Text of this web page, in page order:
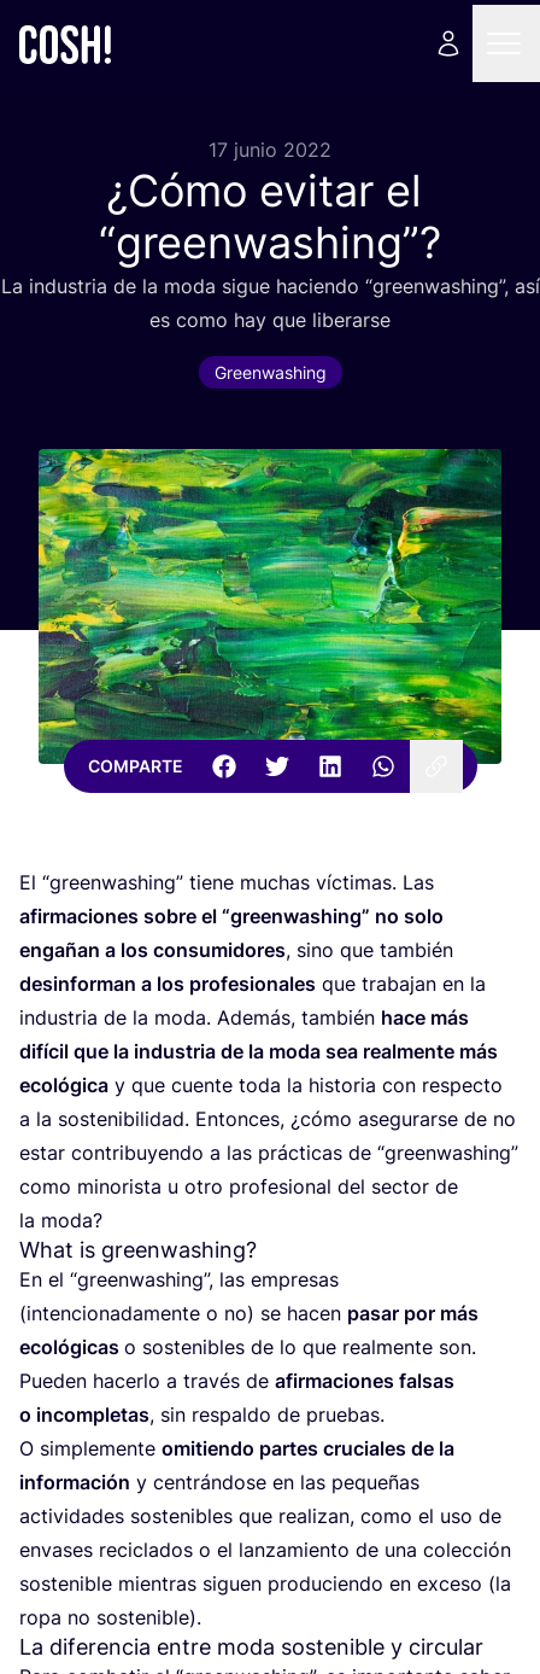
17 junio 2022
¿Cómo evitar el
“greenwashing”?
La indus­tria de la moda sigue hacien­do “green­wa­shing”, así
es como hay que liberarse
Greenwashing
COMPARTE
El “green­wa­shing” tie­ne muchas víc­ti­mas. Las
afir­ma­cio­nes sobre el “green­wa­shing” no solo
enga­ñan a los con­su­mi­do­res, sino que tam­bién
des­in­for­man a los pro­fe­sio­na­les que tra­ba­jan en la
indus­tria de la moda. Ade­más, tam­bién hace más
difí­cil que la indus­tria de la moda sea real­men­te más
eco­ló­gi­ca y que cuen­te toda la his­to­ria con res­pec­to
a la sos­te­ni­bi­li­dad. Enton­ces, ¿cómo ase­gu­rar­se de no
estar con­tri­bu­yen­do a las prác­ti­cas de “green­wa­shing”
como mino­ris­ta u otro pro­fe­sio­nal del sec­tor de
la moda?
What is greenwashing?
En el “green­wa­shing”, las empre­sas
(inten­cio­na­da­men­te o no) se hacen pasar por más
eco­ló­gi­cas o sos­te­ni­bles de lo que real­men­te son.
Pue­den hacer­lo a tra­vés de afir­ma­cio­nes fal­sas
o incom­ple­tas, sin res­pal­do de prue­bas.
O sim­ple­men­te omi­tien­do par­tes cru­cia­les de la
infor­ma­ción y cen­trán­do­se en las peque­ñas
acti­vi­da­des sos­te­ni­bles que rea­li­zan, como el uso de
enva­ses reci­cla­dos o el lan­za­mien­to de una colec­ción
sos­te­ni­ble mien­tras siguen pro­du­cien­do en exce­so (la
ropa no sostenible).
La diferencia entre moda sostenible y circular